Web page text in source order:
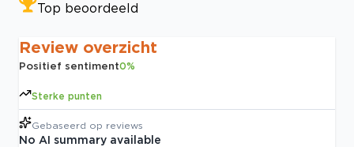
Top beoordeeld
Review overzicht
Positief sentiment0%
Sterke punten
Gebaseerd op reviews
No AI summary available